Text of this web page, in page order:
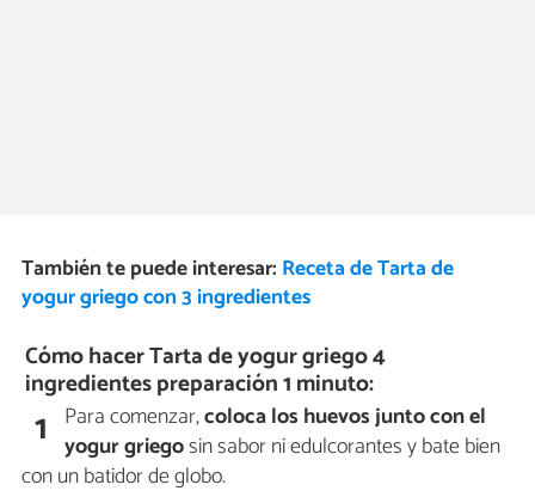
También te puede interesar: Receta de Tarta de
yogur griego con 3 ingredientes
Cómo hacer Tarta de yogur griego 4
ingredientes preparación 1 minuto:
1 Para comenzar,coloca los huevos junto con el
yogur griegosin sabor ni edulcorantes y bate bien
con un batidor de globo.